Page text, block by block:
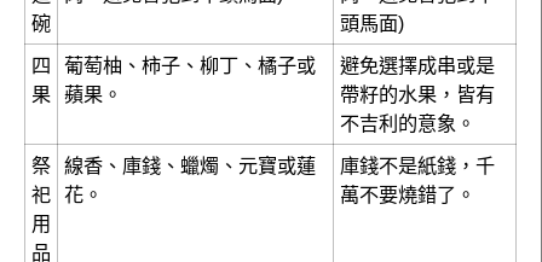
碗
頭馬面)
四
果
葡萄柚、柿子、柳丁、橘子或
蘋果。
避免選擇成串或是
帶籽的水果，皆有
不吉利的意象。
祭
祀
用
品
線香、庫錢、蠟燭、元寶或蓮
花。
庫錢不是紙錢，千
萬不要燒錯了。